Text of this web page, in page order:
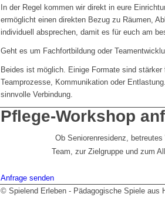
In der Regel kommen wir direkt in eure
ermöglicht einen direkten Bezug zu Räumen,
individuell absprechen, damit es für euch am
Geht es um Fachfortbildung oder
Beides ist möglich. Einige Formate sind
Teamprozesse, Kommunikation oder
sinnvolle Verbindung.
Pflege-Workshop
Ob Seniorenresidenz,
Team, zur Zielgruppe und zum
Anfrage senden
© Spielend Erleben - Pädagogische Spiele aus